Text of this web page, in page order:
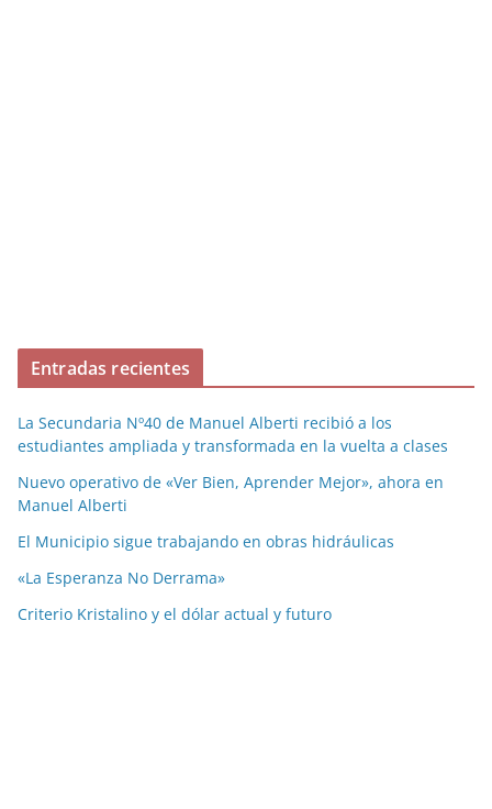
Entradas recientes
La Secundaria Nº40 de Manuel Alberti recibió a los
estudiantes ampliada y transformada en la vuelta a clases
Nuevo operativo de «Ver Bien, Aprender Mejor», ahora en
Manuel Alberti
El Municipio sigue trabajando en obras hidráulicas
«La Esperanza No Derrama»
Criterio Kristalino y el dólar actual y futuro